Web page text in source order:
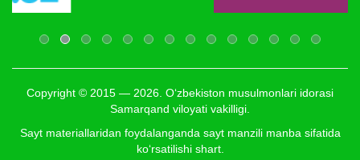
Copyright © 2015 — 2026. O‘zbekiston musulmonlari idorasi
Samarqand viloyati vakilligi.
Sayt materiallaridan foydalanganda sayt manzili manba sifatida
ko‘rsatilishi shart.